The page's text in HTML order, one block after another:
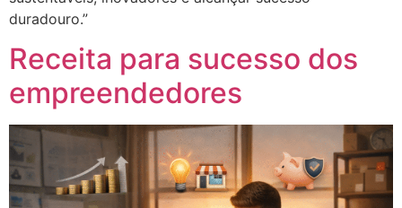
duradouro.”
Receita para sucesso dos
empreendedores